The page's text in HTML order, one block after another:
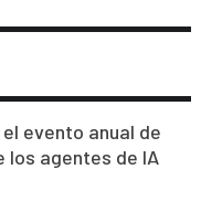
evento anual de
los agentes de IA